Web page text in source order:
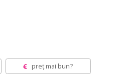
preț mai bun?